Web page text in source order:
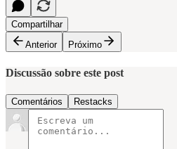
Compartilhar
Anterior
Próximo
Discussão sobre este post
Comentários Restacks